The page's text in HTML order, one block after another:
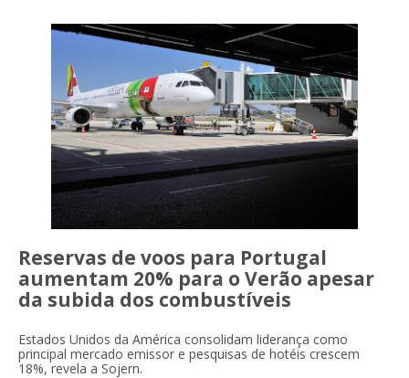
Reservas de voos para Portugal
aumentam 20% para o Verão apesar
da subida dos combustíveis
Estados Unidos da América consolidam liderança como
principal mercado emissor e pesquisas de hotéis crescem
18%, revela a Sojern.